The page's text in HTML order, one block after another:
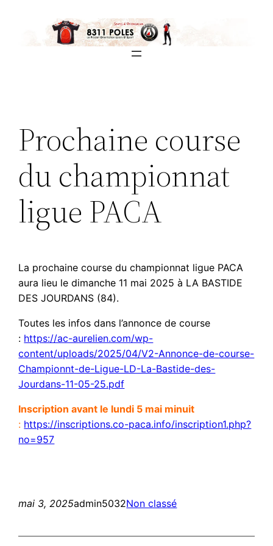
contenu
Prochaine course
du championnat
ligue PACA
La prochaine course du championnat ligue PACA
aura lieu le dimanche 11 mai 2025 à LA BASTIDE
DES JOURDANS (84).
Toutes les infos dans l’annonce de course
: https://ac-aurelien.com/wp-
content/uploads/2025/04/V2-Annonce-de-course-
Championnt-de-Ligue-LD-La-Bastide-des-
Jourdans-11-05-25.pdf
Inscription avant le lundi 5 mai minuit
: https://inscriptions.co-paca.info/inscription1.php?
no=957
mai 3, 2025admin5032Non classé